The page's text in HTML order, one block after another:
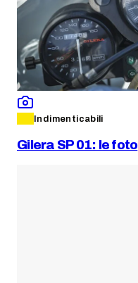
Indimenticabili
Gilera SP 01: le foto